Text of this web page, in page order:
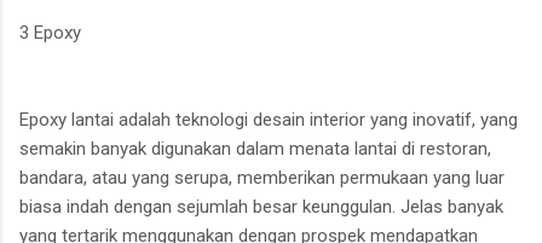
3 Epoxy
Epoxy lantai adalah teknologi desain interior yang inovatif, yang
semakin banyak digunakan dalam menata lantai di restoran,
bandara, atau yang serupa, memberikan permukaan yang luar
biasa indah dengan sejumlah besar keunggulan. Jelas banyak
yang tertarik menggunakan dengan prospek mendapatkan